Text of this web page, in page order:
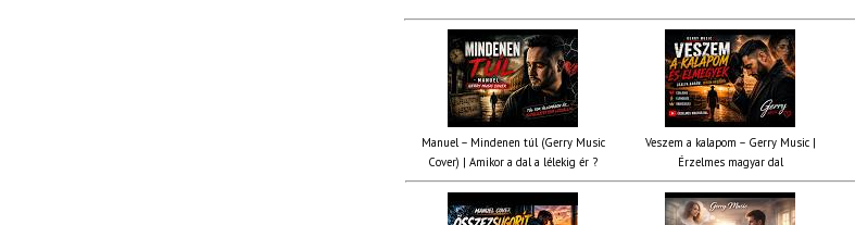
Manuel – Mindenen túl (Gerry Music
Cover) | Amikor a dal a lélekig ér ?
Veszem a kalapom – Gerry Music |
Érzelmes magyar dal